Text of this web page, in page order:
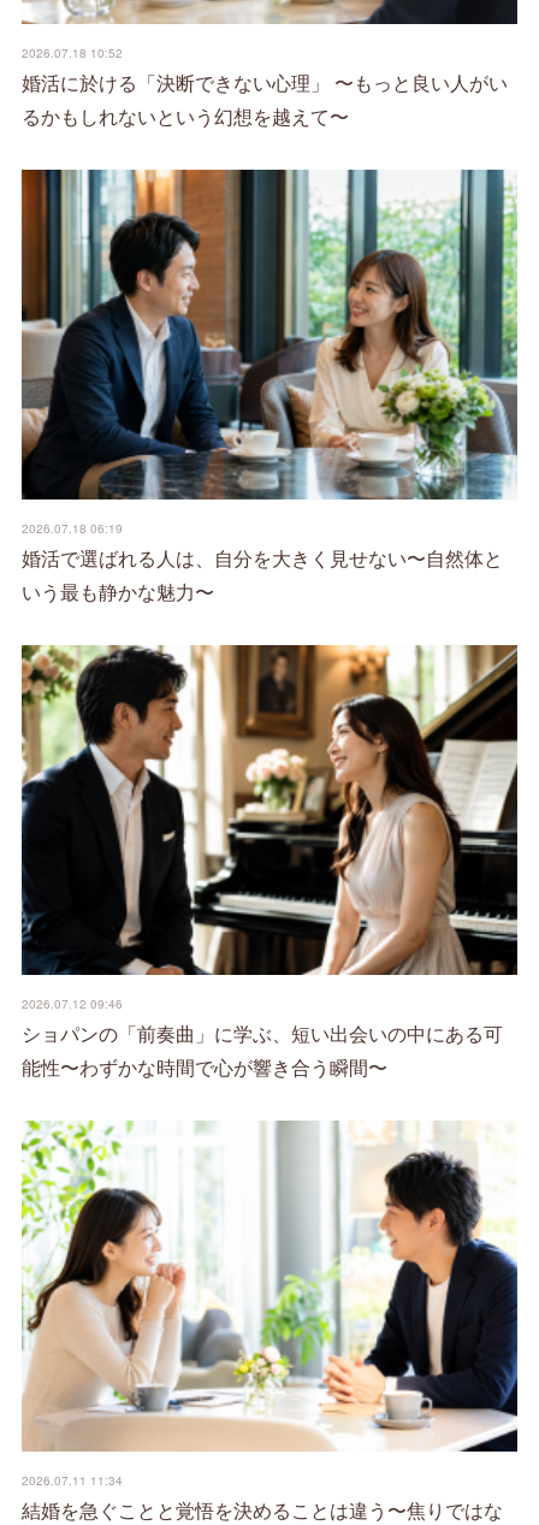
2026.07.18 10:52
婚活に於ける「決断できない心理」 〜もっと良い人がい
るかもしれないという幻想を越えて〜
2026.07.18 06:19
婚活で選ばれる人は、自分を大きく見せない〜自然体と
いう最も静かな魅力〜
2026.07.12 09:46
ショパンの「前奏曲」に学ぶ、短い出会いの中にある可
能性〜わずかな時間で心が響き合う瞬間〜
2026.07.11 11:34
結婚を急ぐことと覚悟を決めることは違う〜焦りではな